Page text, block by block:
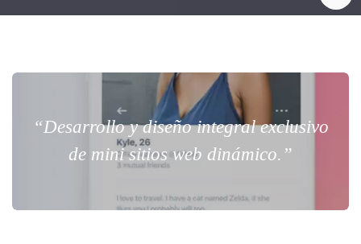
“Desarrollo y diseño integral exclusivo
de mini sitios web dinámico.”